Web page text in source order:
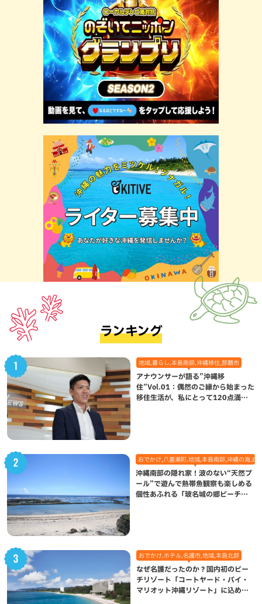
ランキング
地域,暮らし,本島南部,沖縄移住,那覇市
アナウンサーが語る”沖縄移
住”Vol.01：偶然のご縁から始まった
移住生活が、私にとって120点満点
おでかけ,八重瀬町,地域,本島南部,沖縄の海,自
沖縄南部の隠れ家！波のない“天然プ
ール”で遊んで熱帯魚観察も楽しめる
個性あふれる「玻名城の郷ビーチ」
おでかけ,ホテル,名護市,地域,本島北部
なぜ名護だったのか？国内初のビー
チリゾート「コートヤード・バイ・
マリオット沖縄リゾート」に込めら